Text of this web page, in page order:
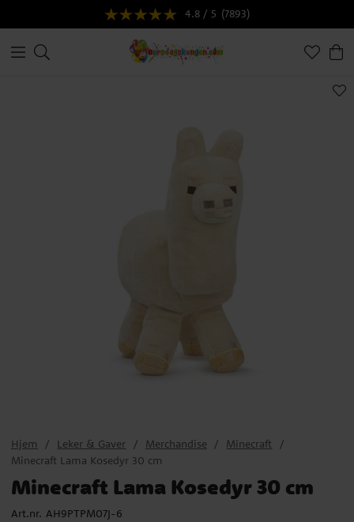
4.8 / 5 (7893)
Hjem Leker & Gaver Merchandise
Minecraft
Minecraft Lama Kosedyr 30 cm
Minecraft Lama Kosedyr 30 cm
Art.nr. AH9PTPM07J-6